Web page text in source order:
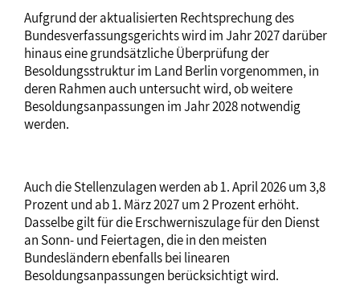
Aufgrund der aktualisierten Rechtsprechung des
Bundesverfassungsgerichts wird im Jahr 2027 darüber
hinaus eine grundsätzliche Überprüfung der
Besoldungsstruktur im Land Berlin vorgenommen, in
deren Rahmen auch untersucht wird, ob weitere
Besoldungsanpassungen im Jahr 2028 notwendig
werden.
Auch die Stellenzulagen werden ab 1. April 2026 um 3,8
Prozent und ab 1. März 2027 um 2 Prozent erhöht.
Dasselbe gilt für die Erschwerniszulage für den Dienst
an Sonn- und Feiertagen, die in den meisten
Bundesländern ebenfalls bei linearen
Besoldungsanpassungen berücksichtigt wird.